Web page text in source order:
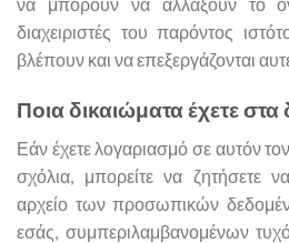
να μπορούν να αλλάξουν το
διαχειριστές του παρόντος
βλέπουν και να επεξεργάζονται
Ποια δικαιώματα έχετε
Εάν έχετε λογαριασμό σε αυτόν
σχόλια, μπορείτε να ζητήσετε
αρχείο των προσωπικών
εσάς, συμπεριλαμβανομένων